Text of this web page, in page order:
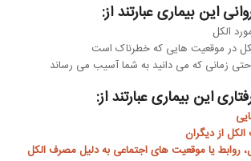
این بیماری عبارتند از:
الکل
در موقعیت هایی که خطرناک است
زمانی که می دانید به شما آسیب می رساند
این بیماری عبارتند از:
از دیگران
یا موقعیت های اجتماعی به دلیل مصرف الکل